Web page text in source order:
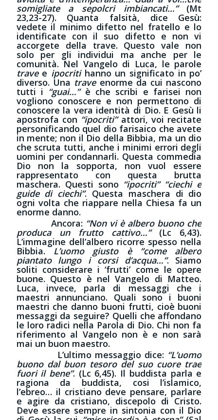
somigliate a sepolcri imbiancati…”(Mt
23,23-27). Quanta falsità, dice Gesù:
vedete il minimo difetto nel fratello e lo
identificate con il suo difetto e non vi
accorgete della trave. Questo vale non
solo per gli individui ma anche per le
comunità. Nel Vangelo di Luca, le parole
travee ipocritihanno un significato in po’
diverso. Una traveenorme da cui nascono
tutti i “guai…”è che scribi e farisei non
vogliono conoscere e non permettono di
conoscere la vera identità di Dio. E Gesù li
apostrofa con “ipocriti”attori, voi recitate
personificando quel dio farisaico che avete
in mente; non il Dio della Bibbia, ma un dio
che scruta tutti, anche i minimi errori degli
uomini per condannarli. Questa commedia
Dio non la sopporta, non vuol essere
rappresentato con questa brutta
maschera. Questi sono “ipocriti” “ciechi e
guide di ciechi”. Questa maschera di dio
ogni volta che riappare nella Chiesa fa un
enorme danno.
Ancora: “Non vi è albero buono che
produca un frutto cattivo…”(Lc 6,43).
L’immagine dell’albero ricorre spesso nella
Bibbia. L’uomo giusto è “come albero
piantato lungo i corsi d’acqua…”. Siamo
soliti considerare i ‘frutti’ come le opere
buone. Questo è nel Vangelo di Matteo.
Luca, invece, parla di messaggi che i
maestri annunciano. Quali sono i buoni
maestri che danno buoni frutti, cioè buoni
messaggi da seguire? Quelli che affondano
le loro radici nella Parola di Dio. Chi non fa
riferimento al Vangelo non è e non sarà
mai un buon maestro.
L’ultimo messaggio dice: “L’uomo
buono dal buon tesoro del suo cuore trae
fuori il bene”. (Lc 6,45). Il buddista parla e
ragiona da buddista, cosi l’islamico,
l’ebreo… il cristiano deve pensare, parlare
e agire da cristiano, discepolo di Cristo.
Deve essere sempre in sintonia con il Dio